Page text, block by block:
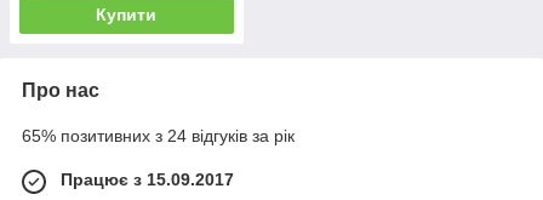
Купити
Про нас
65% позитивних з 24 відгуків за рік
Працює з 15.09.2017